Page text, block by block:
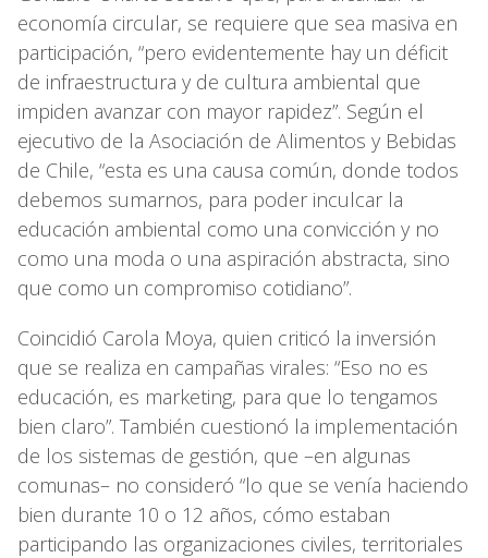
economía circular, se requiere que sea masiva en
participación, “pero evidentemente hay un déficit
de infraestructura y de cultura ambiental que
impiden avanzar con mayor rapidez”. Según el
ejecutivo de la Asociación de Alimentos y Bebidas
de Chile, “esta es una causa común, donde todos
debemos sumarnos, para poder inculcar la
educación ambiental como una convicción y no
como una moda o una aspiración abstracta, sino
que como un compromiso cotidiano”.
Coincidió Carola Moya, quien criticó la inversión
que se realiza en campañas virales: “Eso no es
educación, es marketing, para que lo tengamos
bien claro”. También cuestionó la implementación
de los sistemas de gestión, que –en algunas
comunas– no consideró “lo que se venía haciendo
bien durante 10 o 12 años, cómo estaban
participando las organizaciones civiles, territoriales